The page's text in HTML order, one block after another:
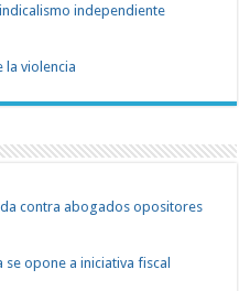
independiente
la violencia
contra abogados opositores
opone a iniciativa fiscal